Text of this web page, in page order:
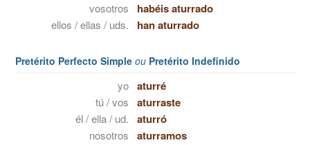
vosotros habéis aturrado
ellos / ellas / uds. han aturrado
Pretérito Perfecto Simple ou Pretérito Indefinido
yo aturré
tú / vos aturraste
él / ella / ud. aturró
nosotros aturramos